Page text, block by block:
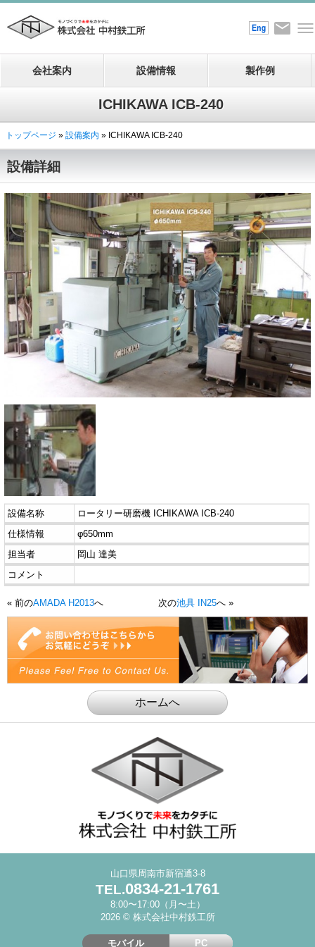
会社案内 設備情報 製作例
ICHIKAWA ICB-240
トップページ » 設備案内 » ICHIKAWA ICB-240
設備詳細
設備名称
ロータリー研磨機 ICHIKAWA ICB-240
仕様情報
φ650mm
担当者
岡山 達美
コメント
« 前のAMADA H2013へ 次の池具 IN25へ »
山口県周南市新宿通3-8
TEL.0834-21-1761
8:00〜17:00（月〜土）
2026 © 株式会社中村鉄工所
モバイル PC